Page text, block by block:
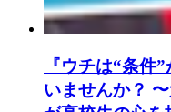
『ウチは“条件
いませんか？